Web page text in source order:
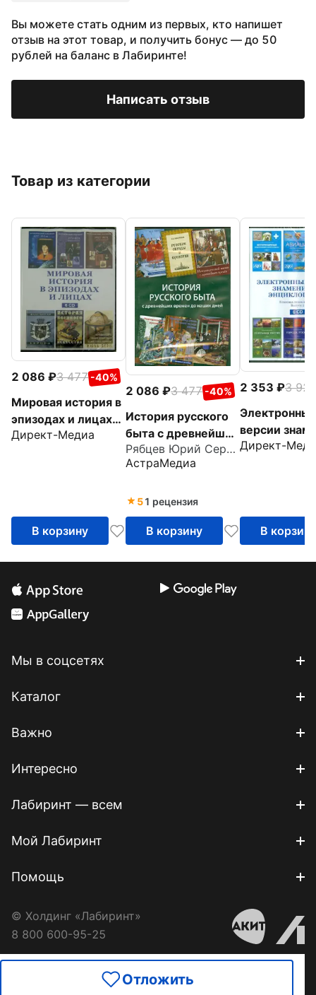
Отложить
Вы можете стать одним из первых, кто напишет
отзыв на этот товар, и получить бонус — до 50
рублей на баланс в Лабиринте!
Написать отзыв
Товар из категории
2 086 3 477 -40%
Мировая история в
эпизодах и лицах
(6CD)
Директ-Медиа
В корзину
2 086 3 477 -40%
История русского
быта с древнейших
времен до наших
дней (6СD)
Рябцев Юрий Сергеевич
АстраМедиа
51 рецензия
В корзину
2 353
3 921
версии
Директ-
В корзину
Мы в соцсетях
Каталог
Важно
Интересно
Лабиринт — всем
Мой Лабиринт
Помощь
© Холдинг «Лабиринт»
8 800 600-95-25